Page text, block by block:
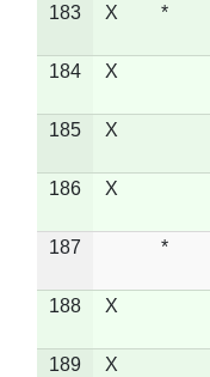
183 X *
184 X
185 X
186 X
187 *
188 X
189 X